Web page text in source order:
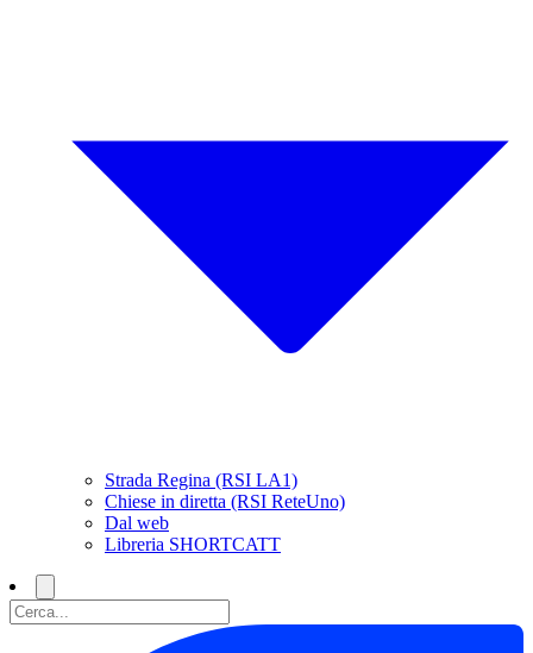
Strada Regina (RSI LA1)
Chiese in diretta (RSI ReteUno)
Dal web
Libreria SHORTCATT